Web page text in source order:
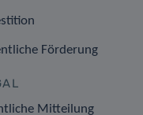
Förderung
Mitteilung